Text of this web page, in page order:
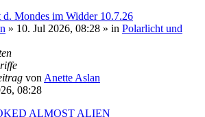
d. Mondes im Widder 10.7.26
» 10. Jul 2026, 08:28 » in Polarlicht und
von Anette Aslan
08:28
ALMOST ALIEN